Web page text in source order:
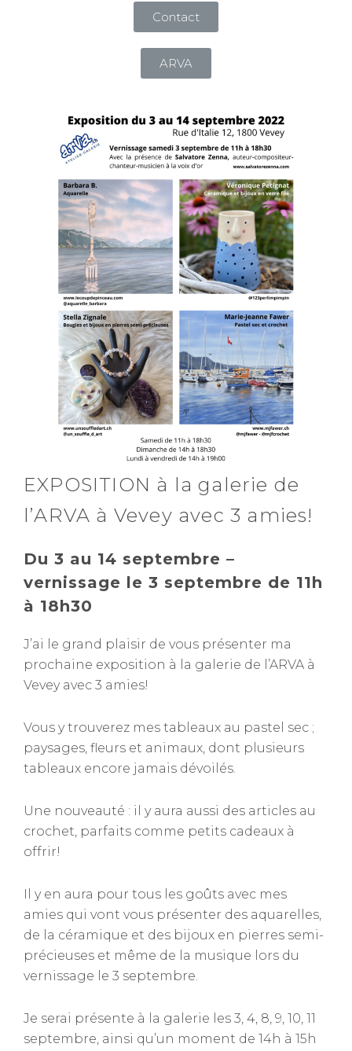
Contact
ARVA
EXPOSITION à la galerie de
l’ARVA à Vevey avec 3 amies!
Du 3 au 14 septembre –
vernissage le 3 septembre de 11h
à 18h30
J’ai le grand plaisir de vous présenter ma
prochaine exposition à la galerie de l’ARVA à
Vevey avec 3 amies!
Vous y trouverez mes tableaux au pastel sec ;
paysages, fleurs et animaux, dont plusieurs
tableaux encore jamais dévoilés.
Une nouveauté : il y aura aussi des articles au
crochet, parfaits comme petits cadeaux à
offrir!
Il y en aura pour tous les goûts avec mes
amies qui vont vous présenter des aquarelles,
de la céramique et des bijoux en pierres semi-
précieuses et même de la musique lors du
vernissage le 3 septembre.
Je serai présente à la galerie les 3, 4, 8, 9, 10, 11
septembre, ainsi qu’un moment de 14h à 15h